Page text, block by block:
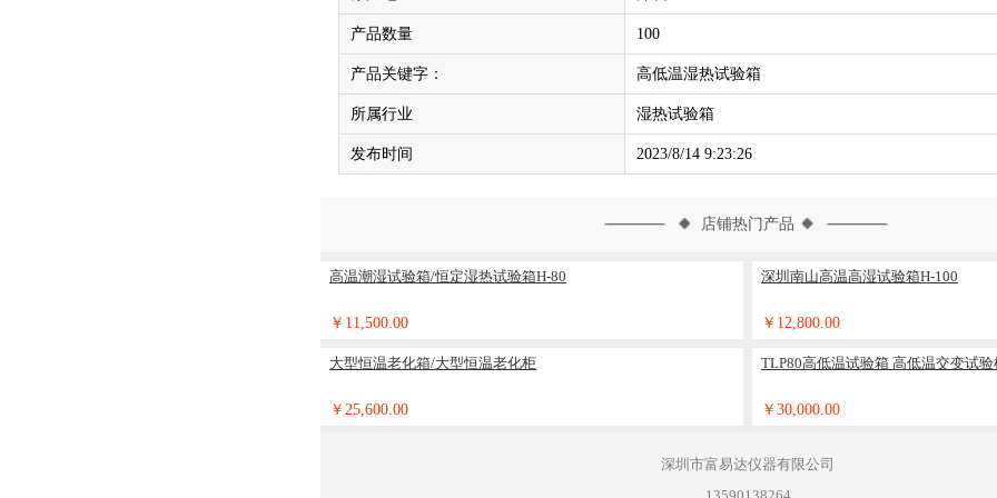
产品数量 100
产品关键字： 高低温湿热试验箱
所属行业 湿热试验箱
发布时间 2023/8/14 9:23:26
店铺热门产品
高温潮湿试验箱/恒定湿热试验箱H-80
￥11,500.00
深圳南山高温高湿试验箱H-100
￥12,800.00
大型恒温老化箱/大型恒温老化柜
￥25,600.00
TLP80高低温试验箱 高低温交变试验
￥30,000.00
深圳市富易达仪器有限公司